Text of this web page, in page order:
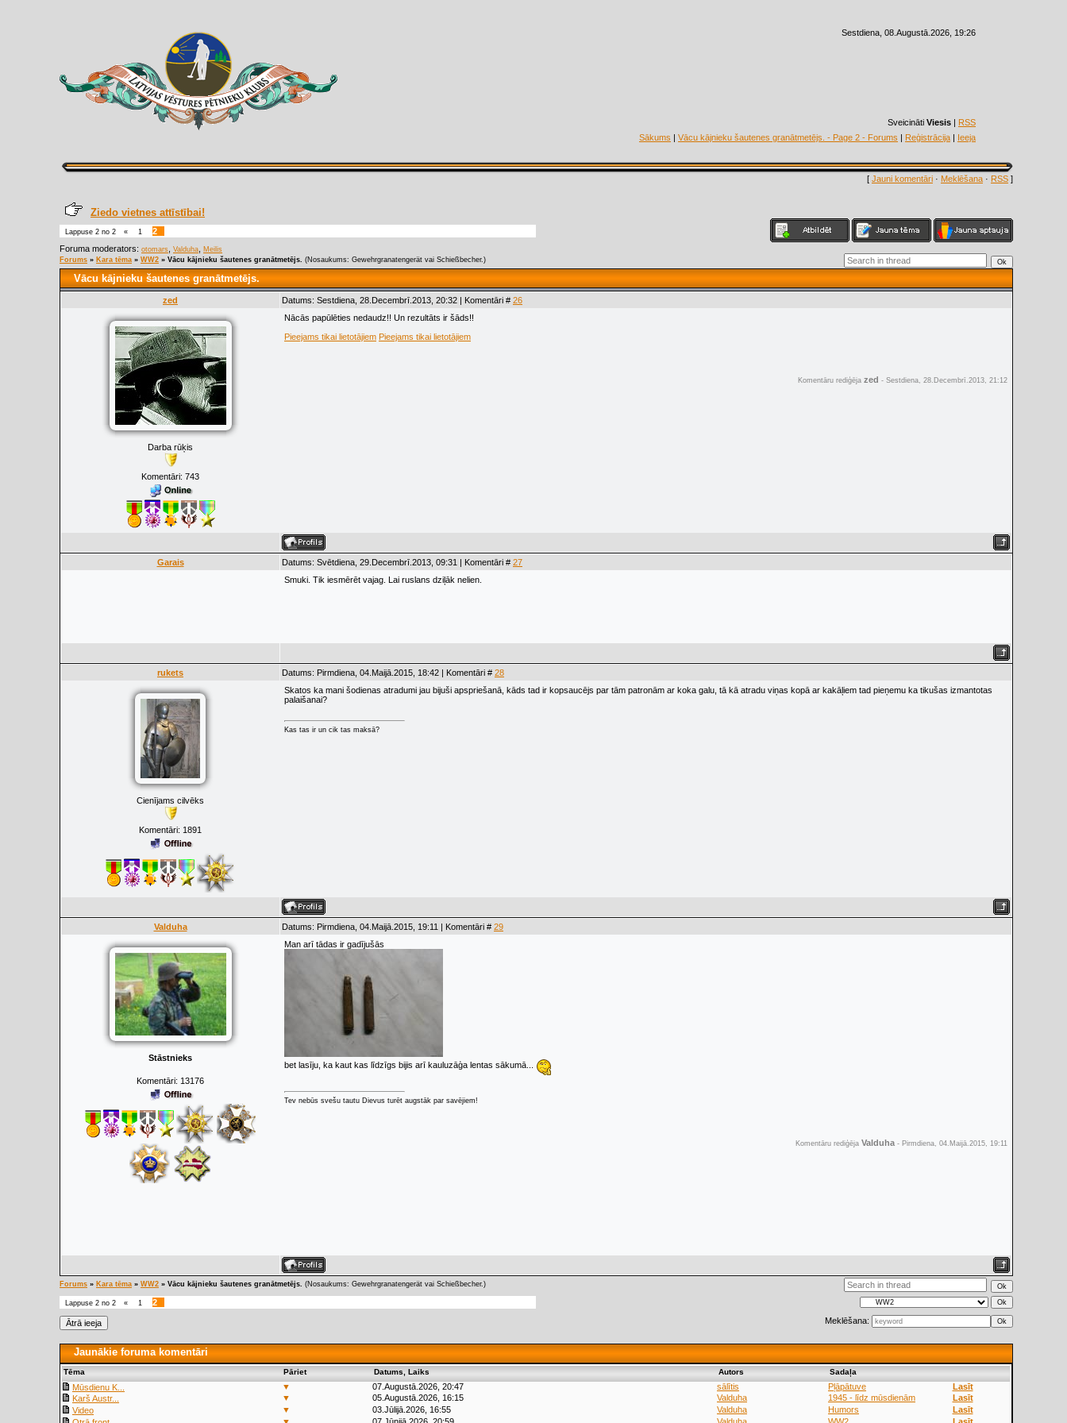
Sestdiena, 08.Augustā.2026, 19:26
Sveicināti Viesis | RSS
Sākums | Vācu kājnieku šautenes granātmetējs. - Page 2 - Forums | Reģistrācija | Ieeja
[ Jauni komentāri · Meklēšana · RSS ]
Ziedo vietnes attīstībai!
Lappuse 2 no 2 « 1
2
Foruma moderators: otomars Valduha
Meilis
Forums » Kara tēma » WW2 » Vācu kājnieku šautenes granātmetējs. (Nosaukums: Gewehrgranatengerät vai Schießbecher.)
Vācu kājnieku šautenes granātmetējs.
zed Datums: Sestdiena, 28.Decembrī.2013, 20:32 | Komentāri # 26
Darba rūķis
Komentāri: 743
Nācās papūlēties nedaudz!! Un rezultāts ir šāds!!
Pieejams tikai lietotājiem Pieejams tikai lietotājiem
Komentāru rediģēja zed - Sestdiena, 28.Decembrī.2013, 21:12
Garais Datums: Svētdiena, 29.Decembrī.2013, 09:31 | Komentāri # 27
Smuki. Tik iesmērēt vajag. Lai ruslans dziļāk nelien.
rukets Datums: Pirmdiena, 04.Maijā.2015, 18:42 | Komentāri # 28
Cienījams cilvēks
Komentāri: 1891
Skatos ka mani šodienas atradumi jau bijuši apspriešanā, kāds tad ir kopsaucējs par tām patronām ar koka galu, tā kā atradu viņas kopā ar kakāļiem tad pieņemu ka tikušas izmantotas
palaišanai?
Kas tas ir un cik tas maksā?
Valduha Datums: Pirmdiena, 04.Maijā.2015, 19:11 | Komentāri # 29
Stāstnieks
Komentāri: 13176
Man arī tādas ir gadījušās
bet lasīju, ka kaut kas līdzīgs bijis arī kauluzāģa lentas sākumā...
Tev nebūs svešu tautu Dievus turēt augstāk par savējiem!
Komentāru rediģēja Valduha - Pirmdiena, 04.Maijā.2015, 19:11
Forums » Kara tēma » WW2 » Vācu kājnieku šautenes granātmetējs. (Nosaukums: Gewehrgranatengerät vai Schießbecher.)
Lappuse 2 no 2 « 1
2
Meklēšana:
Jaunākie foruma komentāri
Tēma Pāriet Datums, Laiks Аutors Sadaļa
Mūsdienu K... ▼ 07.Augustā.2026, 20:47 sālītis Pļāpātuve
Lasīt
Karš Austr...
▼ 05.Augustā.2026, 16:15 Valduha 1945 - līdz mūsdienām
Lasīt
Video
▼ 03.Jūlijā.2026, 16:55 Valduha Humors
Lasīt